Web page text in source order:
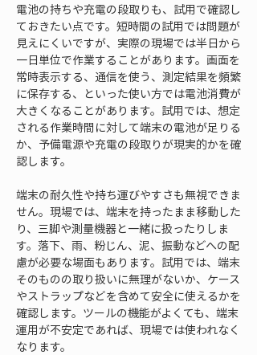
電池の持ちや充電の段取りも、試用で確認し
ておきたい点です。短時間の試用では問題が
見えにくいですが、実際の現場では半日から
一日単位で作業することがあります。画面を
常時表示する、通信を使う、測定結果を頻繁
に保存する、といった使い方では電池消費が
大きくなることがあります。試用では、想定
される作業時間に対して端末の電池が足りる
か、予備電源や充電の段取りが現実的かを確
認します。
端末の耐久性や持ち運びやすさも無視できま
せん。現場では、端末を持ったまま移動した
り、三脚や測量機器と一緒に扱ったりしま
す。落下、雨、粉じん、泥、振動などへの配
慮が必要な場面もあります。試用では、端末
そのものの取り扱いに無理がないか、ケース
やストラップなどを含めて安全に使えるかを
確認します。ツールの機能がよくても、端末
運用が不安定であれば、現場では使われなく
なります。